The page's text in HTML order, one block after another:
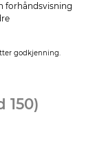
forhåndsvisning
godkjenning.
150)